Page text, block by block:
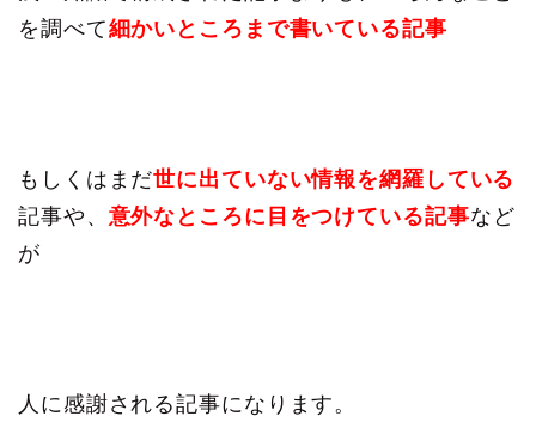
を調べて細かいところまで書いている記事
もしくはまだ世に出ていない情報を網羅している
記事や、 意外なところに目をつけている記事など
が
人に感謝される記事になります。